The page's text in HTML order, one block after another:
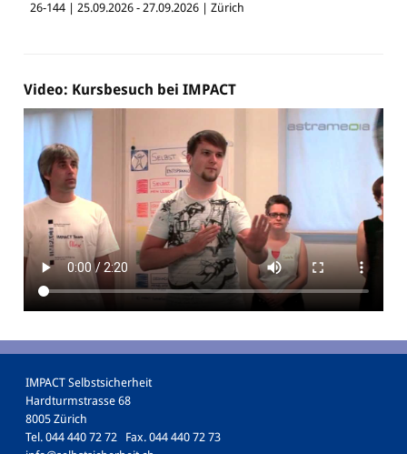
26-144 | 25.09.2026 - 27.09.2026 | Zürich
Video: Kursbesuch bei IMPACT
IMPACT Selbstsicherheit
Hardturmstrasse 68
8005 Zürich
Tel. 044 440 72 72 Fax. 044 440 72 73